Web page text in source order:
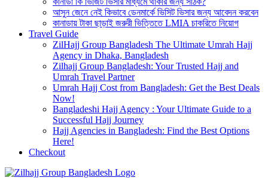
আসুন জেনে নেই কিভাবে ডেনমার্কে ভিসিট ভিসার জন্য আবেদন করবেন
কানাডায় টাকা ছাড়াই জরুরী ভিত্তিতে LMIA চাকরিতে নিয়োগ
Travel Guide
ZilHajj Group Bangladesh The Ultimate Umrah Hajj
Agency in Dhaka, Bangladesh
Zilhajj Group Bangladesh: Your Trusted Hajj and
Umrah Travel Partner
Umrah Hajj Cost from Bangladesh: Get the Best Deals
Now!
Bangladeshi Hajj Agency : Your Ultimate Guide to a
Successful Hajj Journey
Hajj Agencies in Bangladesh: Find the Best Options
Here!
Checkout